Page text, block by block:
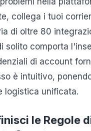
collega i tuoi
di oltre 80
solito comporta
di account
è intuitivo,
logistica unificata.
le Regole